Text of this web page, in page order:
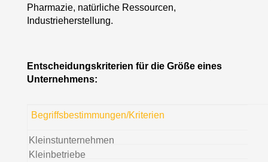
Pharmazie, natürliche Ressourcen,
Industrieherstellung.
Entscheidungskriterien für die Größe eines
Unternehmens:
Begriffsbestimmungen/Kriterien
Kleinstunternehmen
Kleinbetriebe